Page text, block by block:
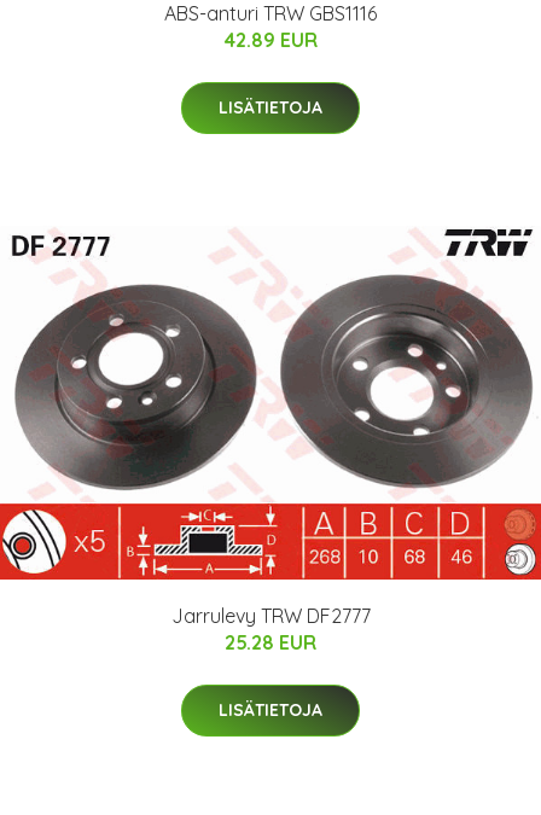
ABS-anturi TRW GBS1116
42.89 EUR
LISÄTIETOJA
Jarrulevy TRW DF2777
25.28 EUR
LISÄTIETOJA